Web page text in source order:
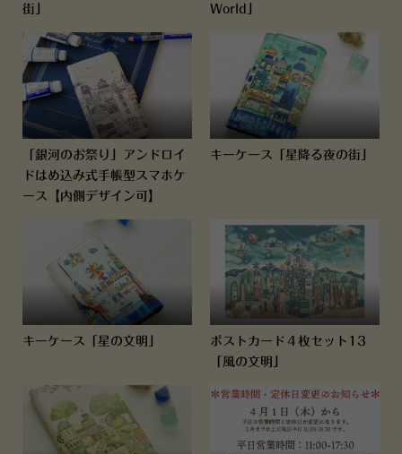
街」
World」
「銀河のお祭り」アンドロイ
ドはめ込み式手帳型スマホケ
ース【内側デザイン可】
キーケース「星降る夜の街」
キーケース「星の文明」
ポストカード４枚セット13
「風の文明」